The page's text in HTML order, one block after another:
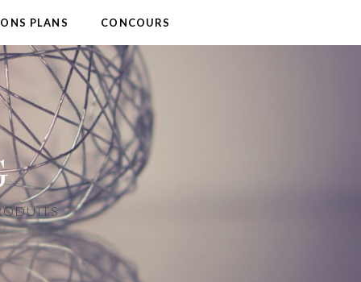
PLANS CONCOURS